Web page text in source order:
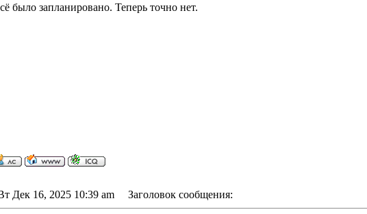
было запланировано. Теперь точно нет.
Дек 16, 2025 10:39 am Заголовок сообщения: